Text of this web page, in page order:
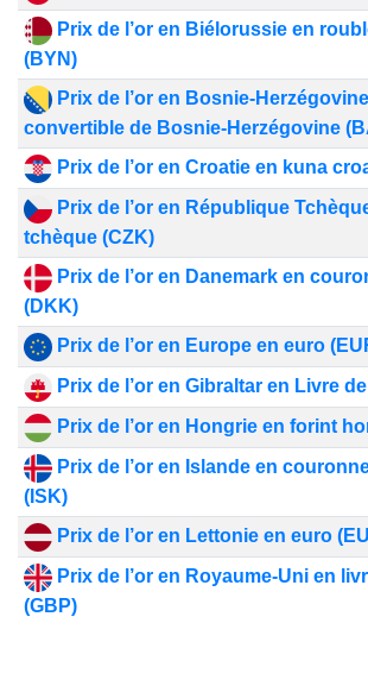
Prix de l’or en Biélorussie en
(BYN)
Prix de l’or en Bosnie-
convertible de Bosnie-Herzégovine
Prix de l’or en Croatie en kuna
Prix de l’or en République
tchèque (CZK)
Prix de l’or en Danemark en
(DKK)
Prix de l’or en Europe en euro
Prix de l’or en Gibraltar en Livre
Prix de l’or en Hongrie en forint
Prix de l’or en Islande en
(ISK)
Prix de l’or en Lettonie en euro
Prix de l’or en Royaume-Uni en
(GBP)